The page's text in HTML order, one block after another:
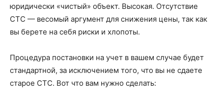
юридически «чистый» объект. Высокая. Отсутствие
СТС — весомый аргумент для снижения цены, так как
вы берете на себя риски и хлопоты.
Процедура постановки на учет в вашем случае будет
стандартной, за исключением того, что вы не сдаете
старое СТС. Вот что вам нужно сделать: